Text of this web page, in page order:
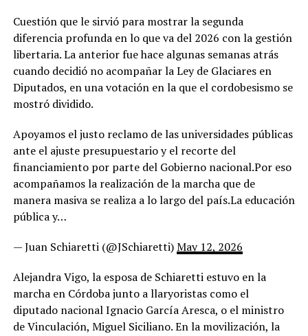
Cuestión que le sirvió para mostrar la segunda
diferencia profunda en lo que va del 2026 con la gestión
libertaria. La anterior fue hace algunas semanas atrás
cuando decidió no acompañar la Ley de Glaciares en
Diputados, en una votación en la que el cordobesismo se
mostró dividido.
Apoyamos el justo reclamo de las universidades públicas
ante el ajuste presupuestario y el recorte del
financiamiento por parte del Gobierno nacional.Por eso
acompañamos la realización de la marcha que de
manera masiva se realiza a lo largo del país.La educación
pública y…
— Juan Schiaretti (@JSchiaretti)May 12, 2026
Alejandra Vigo, la esposa de Schiaretti estuvo en la
marcha en Córdoba junto a llaryoristas como el
diputado nacional Ignacio García Aresca, o el ministro
de Vinculación, Miguel Siciliano. En la movilización, la